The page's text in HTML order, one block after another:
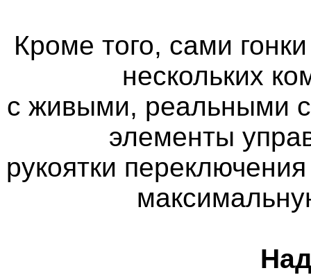
Кроме того, сами
нескольких
с живыми, реальными
элементы
рукоятки